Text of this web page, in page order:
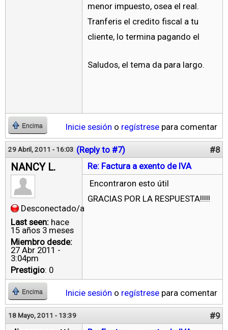
menor impuesto, osea el real.
Tranferis el credito fiscal a tu
cliente, lo termina pagando el
Saludos, el tema da para largo.
Encima Inicie sesión o regístrese para comentar
29 Abril, 2011 - 16:03 (Reply to #7) #8
NANCY L.
Desconectado/a
Last seen: hace
15 años 3 meses
Miembro desde:
27 Abr 2011 -
3:04pm
Prestigio: 0
Re: Factura a exento de IVA
Encontraron esto útil
GRACIAS POR LA RESPUESTA!!!!!
Encima Inicie sesión o regístrese para comentar
18 Mayo, 2011 - 13:39 #9